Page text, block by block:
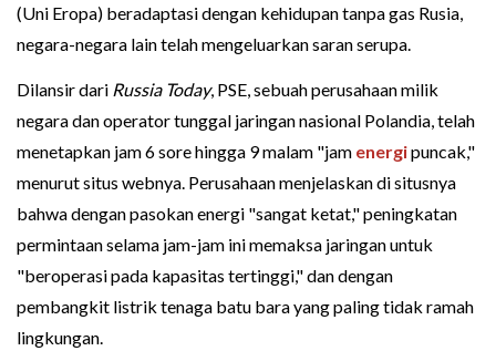
(Uni Eropa) beradaptasi dengan kehidupan tanpa gas Rusia,
negara-negara lain telah mengeluarkan saran serupa.
Dilansir dari Russia Today, PSE, sebuah perusahaan milik
negara dan operator tunggal jaringan nasional Polandia, telah
menetapkan jam 6 sore hingga 9 malam "jam energipuncak,"
menurut situs webnya. Perusahaan menjelaskan di situsnya
bahwa dengan pasokan energi "sangat ketat," peningkatan
permintaan selama jam-jam ini memaksa jaringan untuk
"beroperasi pada kapasitas tertinggi," dan dengan
pembangkit listrik tenaga batu bara yang paling tidak ramah
lingkungan.